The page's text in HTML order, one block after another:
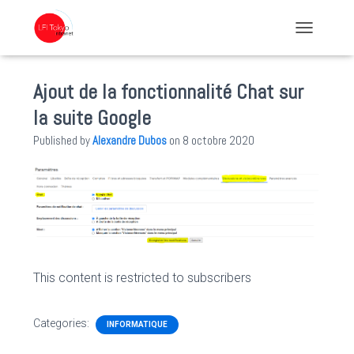
Ajout de la fonctionnalité Chat sur
la suite Google
Published byAlexandre Dubos on 8 octobre 2020
This content is restricted to subscribers
Categories: INFORMATIQUE